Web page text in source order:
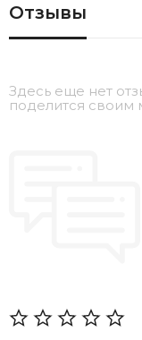
Отзывы
Здесь еще нет
поделится своим